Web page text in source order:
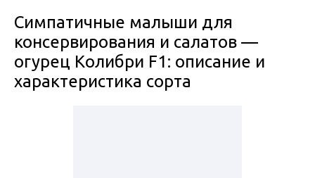
Симпатичные малыши для
консервирования и салатов —
огурец Колибри F1: описание и
характеристика сорта